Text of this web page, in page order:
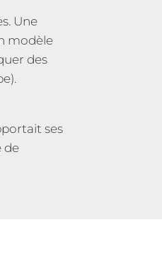
Une
modèle
des
ses
de